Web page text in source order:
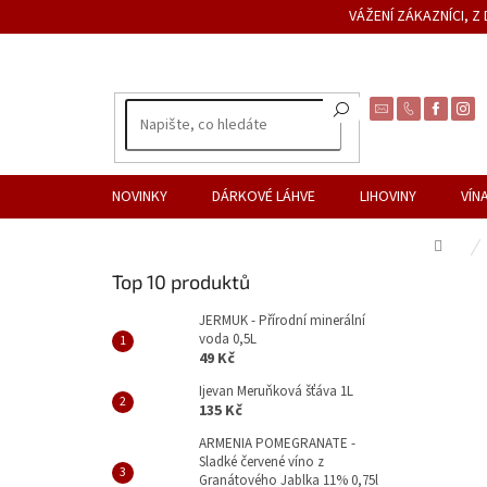
na
VÁŽENÍ ZÁKAZNÍCI, Z
NOVINKY DÁRKOVÉ LÁHVE LIHOVINY
Domů
Top 10 produktů
JERMUK - Přírodní minerální
voda 0,5L
49 Kč
Ijevan Meruňková šťáva 1L
135 Kč
ARMENIA POMEGRANATE -
Sladké červené víno z
Granátového Jablka 11% 0,75l